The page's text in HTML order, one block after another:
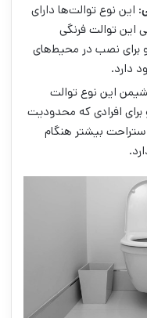
: این نوع توالت‌ها دارای
توالت فرنگی
برای نصب در محیط‌های
دارد.
این نوع توالت
افرادی که محدودیت
بیشتر هنگام